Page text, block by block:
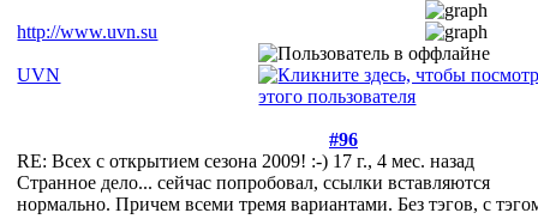
http://www.uvn.su
UVN
#96
RE: Всех с открытием сезона 2009! :-) 17 г., 4 мес. назад
Странное дело... сейчас попробовал, ссылки вставляются
нормально. Причем всеми тремя вариантами. Без тэгов, с